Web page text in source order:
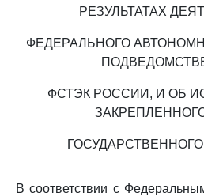
РЕЗУЛЬТАТАХ
ФЕДЕРАЛЬНОГО
ФСТЭК РОССИИ, И ОБ
В соответствии с